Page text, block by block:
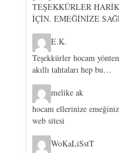
TEŞEKKÜRLER
İÇİN. EMEĞİNİZE
E.K.
Teşekkürler hocam
akıllı tahtaları hep bu…
melike ak
hocam ellerinize
web sitesi
WoKaLiSstT